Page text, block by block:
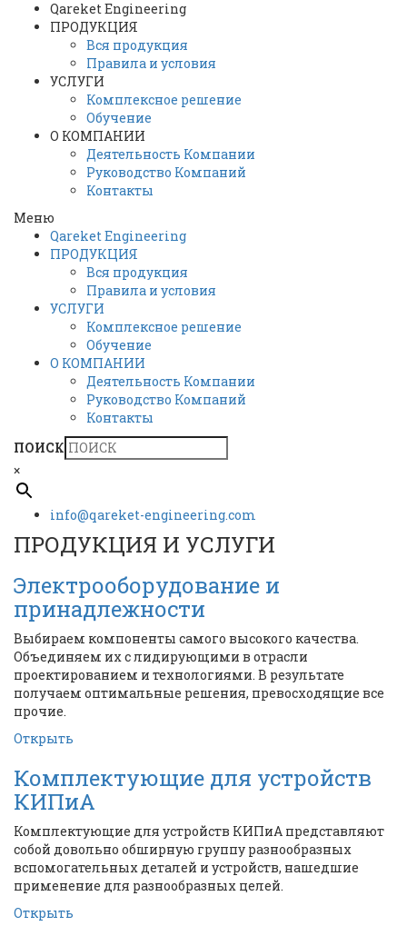
Перейти
содержимому
Qareket Engineering
ПРОДУКЦИЯ
Вся продукция
Правила и условия
УСЛУГИ
Комплексное решение
Обучение
О КОМПАНИИ
Деятельность Компании
Руководство Компаний
Контакты
Меню
Qareket Engineering
ПРОДУКЦИЯ
Вся продукция
Правила и условия
УСЛУГИ
Комплексное решение
Обучение
О КОМПАНИИ
Деятельность Компании
Руководство Компаний
Контакты
ПОИСК
×
info@qareket-engineering.com
ПРОДУКЦИЯ И УСЛУГИ
Электрооборудование и
принадлежности
Выбираем компоненты самого высокого качества.
Объединяем их с лидирующими в отрасли
проектированием и технологиями. В результате
получаем оптимальные решения, превосходящие все
прочие.
Открыть
Комплектующие для устройств
КИПиА
Комплектующие для устройств КИПиА представляют
собой довольно обширную группу разнообразных
вспомогательных деталей и устройств, нашедшие
применение для разнообразных целей.
Открыть